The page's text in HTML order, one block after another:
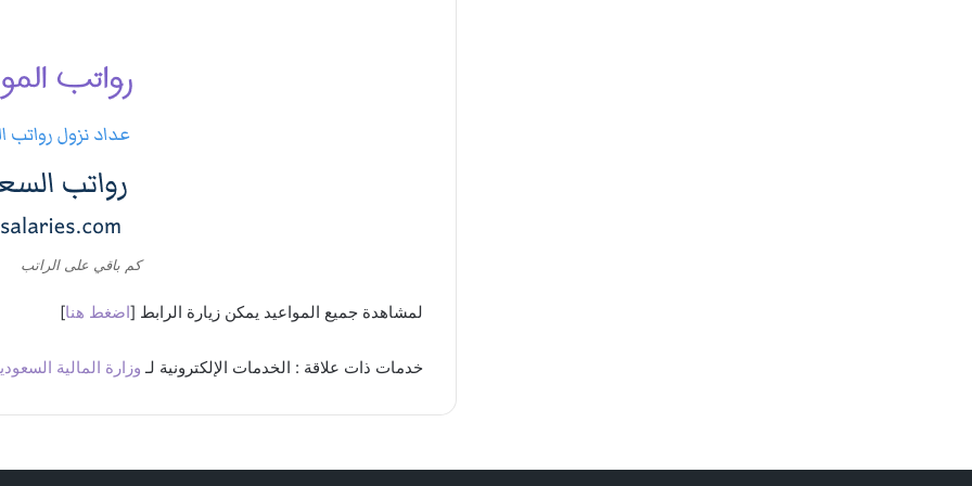
كم باقي على الراتب
لمشاهدة جميع المواعيد يمكن زيارة الرابط [اضغط هنا]
خدمات ذات علاقة : الخدمات الإلكترونية لـ وزارة المالية